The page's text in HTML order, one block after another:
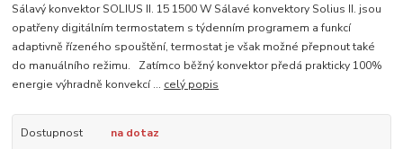
Sálavý konvektor SOLIUS II. 15 1500 W Sálavé konvektory Solius II. jsou
opatřeny digitálním termostatem s týdenním programem a funkcí
adaptivně řízeného spouštění, termostat je však možné přepnout také
do manuálního režimu. Zatímco běžný konvektor předá prakticky 100%
energie výhradně konvekcí ... celý popis
Dostupnost
na dotaz